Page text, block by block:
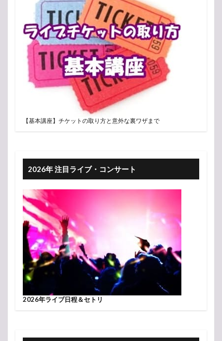
【基本講座】チケットの取り方と意外な裏ワザまで
2026年 注目ライブ・コンサート
2026年ライブ日程＆セトリ